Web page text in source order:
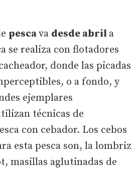
pescava desde abril a
se realiza con flotadores
donde las picadas
o a fondo, y
ejemplares
técnicas de
con cebador. Los cebos
esta pesca son, la lombriz
masillas aglutinadas de